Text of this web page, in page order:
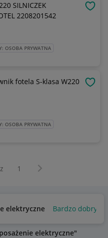
SILNICZEK
2208201542
OSOBA PRYWATNA
fotela S-klasa W220
OSOBA PRYWATNA
z 1 Następna strona
elektryczne Bardzo dobry
elektryczne"